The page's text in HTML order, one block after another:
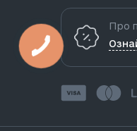
Про